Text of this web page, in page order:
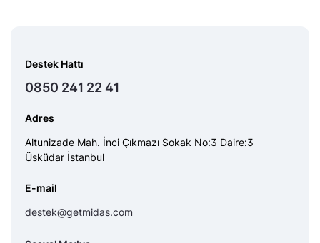
Destek Hattı
0850 241 22 41
Adres
Altunizade Mah. İnci Çıkmazı Sokak No:3 Daire:3
Üsküdar İstanbul
E-mail
destek@getmidas.com